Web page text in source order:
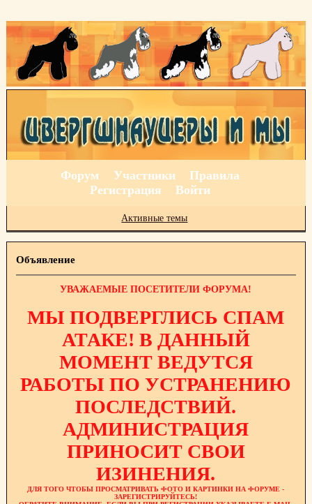
Форум Участники
Правила
Регистрация
Войти
Активные темы
Объявление
УВАЖАЕМЫЕ ПОСЕТИТЕЛИ ФОРУМА!
МЫ ПОДВЕРГЛИСЬ СПАМ
АТАКЕ! В ДАННЫЙ
МОМЕНТ ВЕДУТСЯ
РАБОТЫ ПО УСТРАНЕНИЮ
ПОСЛЕДСТВИЙ.
АДМИНИСТРАЦИЯ
ПРИНОСИТ СВОИ
ИЗИНЕНИЯ.
ДЛЯ ТОГО ЧТОБЫ ПРОСМАТРИВАТЬ ФОТО И КАРТИНКИ НА ФОРУМЕ -
ЗАРЕГИСТРИРУЙТЕСЬ!